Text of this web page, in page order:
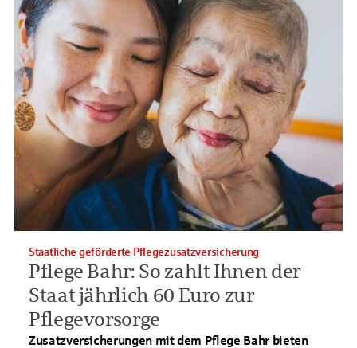
Pflege Bahr: So zahlt Ihnen der
Staat jährlich 60 Euro zur
Pflegevorsorge
Staatliche geförderte Pflegezusatzversicherung
Zusatzversicherungen mit dem Pflege Bahr bieten